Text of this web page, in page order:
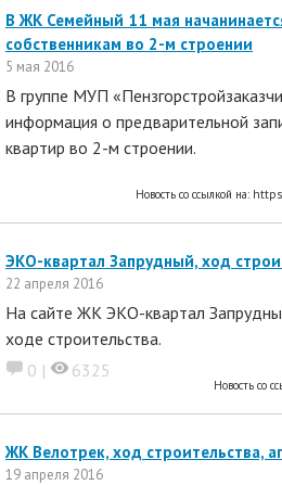
В ЖК Семейный 11 мая
собственникам во 2-м строении
5 мая 2016
В группе МУП
информация о предварительной
квартир во 2-м строении.
Новость со ссылкой на:
ЭКО-квартал Запрудный, ход
22 апреля 2016
На сайте ЖК ЭКО-квартал
ходе строительства.
0 |
6325
Новость со
ЖК Велотрек, ход строительства,
19 апреля 2016